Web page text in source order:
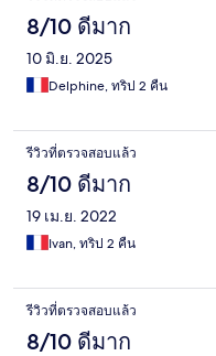
8/10 ดีมาก
10 มิ.ย. 2025
Delphine, ทริป 2 คืน
รีวิวที่ตรวจสอบแล้ว
8/10 ดีมาก
19 เม.ย. 2022
Ivan, ทริป 2 คืน
รีวิวที่ตรวจสอบแล้ว
8/10 ดีมาก